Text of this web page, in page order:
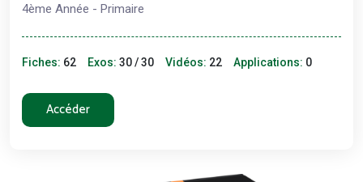
4ème Année - Primaire
Fiches: 62 Exos: 30 / 30 Vidéos: 22 Applications: 0
Accéder